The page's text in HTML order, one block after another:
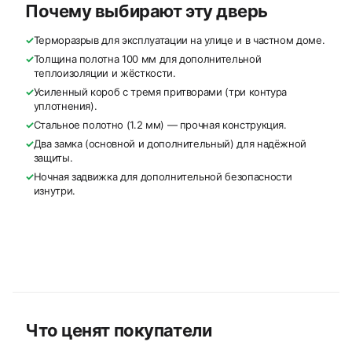
Почему выбирают эту дверь
✓Терморазрыв для эксплуатации на улице и в частном доме.
✓Толщина полотна 100 мм для дополнительной
теплоизоляции и жёсткости.
✓Усиленный короб с тремя притворами (три контура
уплотнения).
✓Стальное полотно (1.2 мм) — прочная конструкция.
✓Два замка (основной и дополнительный) для надёжной
защиты.
✓Ночная задвижка для дополнительной безопасности
изнутри.
Что ценят покупатели